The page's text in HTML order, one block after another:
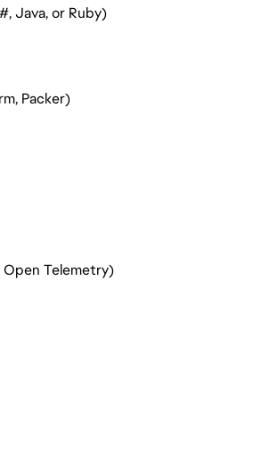
Java, or Ruby)
Packer)
Open Telemetry)